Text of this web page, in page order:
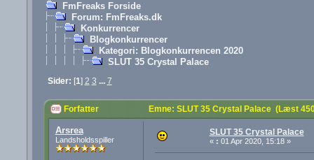
FmFreaks Forside
Forum: FmFreaks.dk
Konkurrencer
Blogkonkurrencer
Kategori: Blogkonkurrencen 2020
SLUT 35 Crystal Palace
Sider: [1] 2 3 ... 7
Forfatter Emne: SLUT 35 Crystal Palace (Læst
Arsrea
Landsholdsspiller
SLUT 35 Crystal Palace
« : 01 Apr 2020, 15:18 »